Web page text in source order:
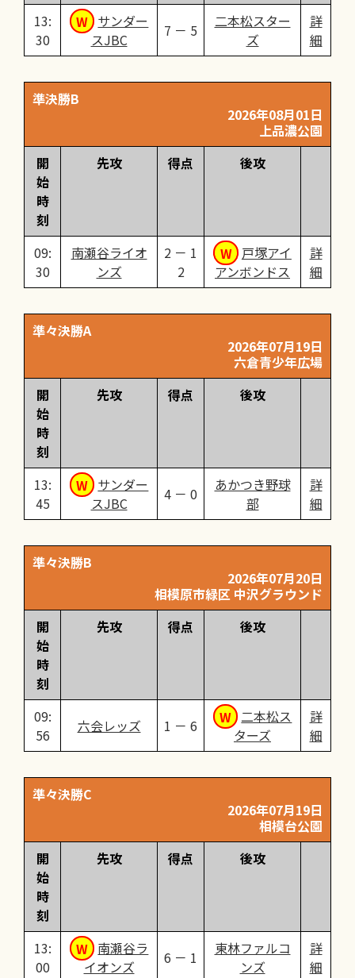
13:
30
サンダー
スJBC
7 － 5
二本松スター
ズ
詳
細
準決勝B
2026年08月01日
上品濃公園
開
始
時
刻
先攻 得点 後攻
09:
30
南瀬谷ライオ
ンズ
2 － 1
2
戸塚アイ
アンボンドス
詳
細
準々決勝A
2026年07月19日
六倉青少年広場
開
始
時
刻
先攻 得点 後攻
13:
45
サンダー
スJBC
4 － 0
あかつき野球
部
詳
細
準々決勝B
2026年07月20日
相模原市緑区 中沢グラウンド
開
始
時
刻
先攻 得点 後攻
09:
56
六会レッズ 1 － 6
二本松ス
ターズ
詳
細
準々決勝C
2026年07月19日
相模台公園
開
始
時
刻
先攻 得点 後攻
13:
00
南瀬谷ラ
イオンズ
6 － 1
東林ファルコ
ンズ
詳
細